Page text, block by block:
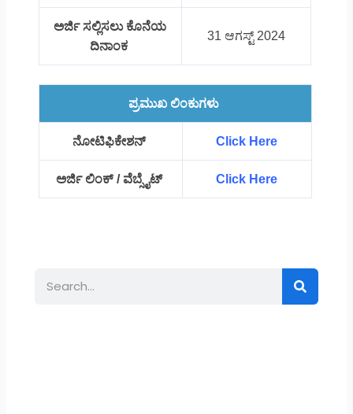
ಅರ್ಜಿ ಸಲ್ಲಿಸಲು ಕೊನೆಯ
ದಿನಾಂಕ
31 ಆಗಸ್ಟ್ 2024
ಪ್ರಮುಖ ಲಿಂಕುಗಳು
ನೋಟಿಫಿಕೇಶನ್ Click Here
ಅರ್ಜಿ ಲಿಂಕ್ / ವೆಬ್ಸೈಟ್ Click Here
Search